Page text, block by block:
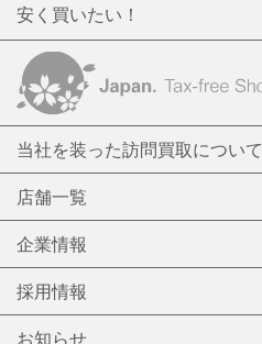
安く買いたい！
当社を装った訪問買取について
店舗一覧
企業情報
採用情報
お知らせ